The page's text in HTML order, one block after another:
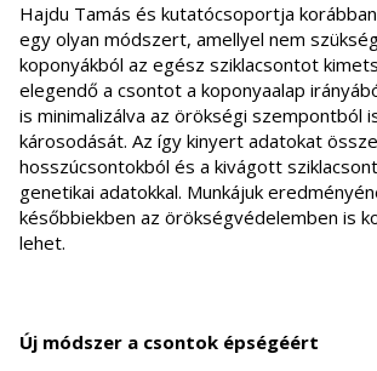
Hajdu Tamás és kutatócsoportja
egy olyan módszert, amellyel nem
koponyákból az egész sziklacsontot
elegendő a csontot a koponyaalap
is minimalizálva az örökségi szempontból
károsodását. Az így kinyert adatokat
hosszúcsontokból és a kivágott
genetikai adatokkal. Munkájuk
későbbiekben az örökségvédelemben is
lehet.
Új módszer a csontok épségéért